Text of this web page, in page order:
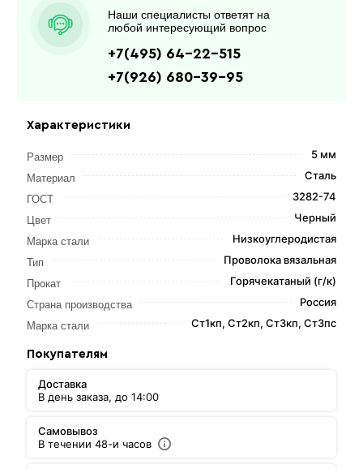
Характеристики
Размер 5 мм
Материал Сталь
ГОСТ 3282-74
Цвет Черный
Марка стали Низкоуглеродистая
Тип Проволока вязальная
Прокат Горячекатаный (г/к)
Страна производства Россия
Марка стали Ст1кп, Ст2кп, Ст3кп, Ст3пс
Покупателям
Доставка
В день заказа, до 14:00
Самовывоз
В течении 48-и часов
Наши специалисты ответят на
любой интересующий вопрос
+7(495) 64-22-515
+7(926) 680-39-95